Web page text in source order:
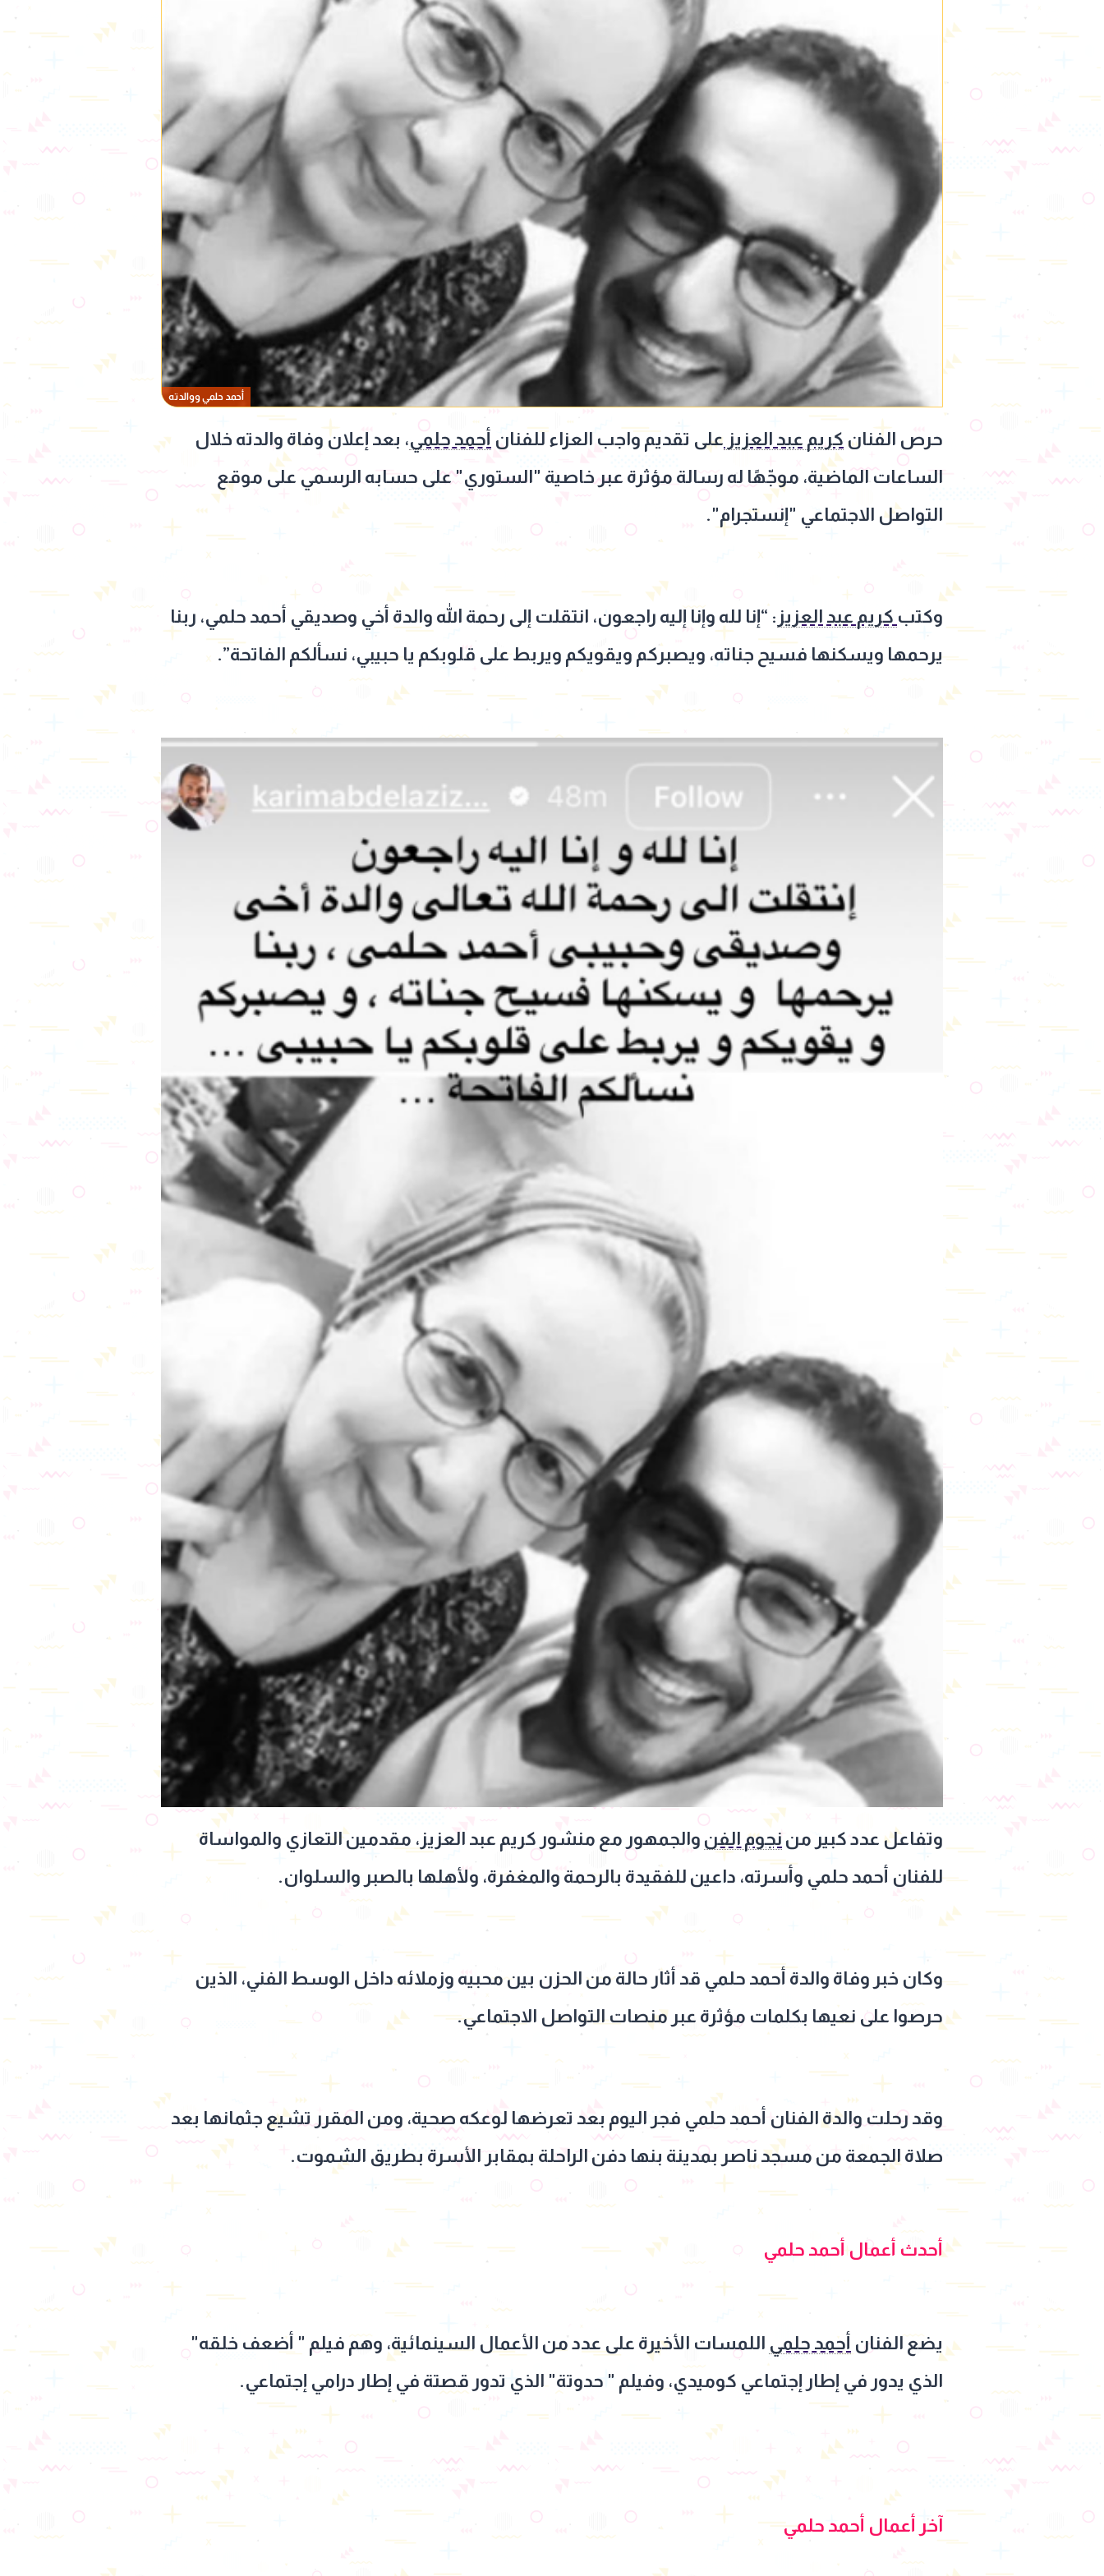
أحمد حلمي ووالدته
حرص الفنان كريم عبد العزيز على تقديم واجب العزاء للفنان أحمد حلمي، بعد إعلان وفاة والدته خلال
الساعات الماضية، موجّهًا له رسالة مؤثرة عبر خاصية "الستوري" على حسابه الرسمي على موقع
التواصل الاجتماعي "إنستجرام".
وكتب كريم عبد العزيز : “إنا لله وإنا إليه راجعون، انتقلت إلى رحمة الله والدة أخي وصديقي أحمد حلمي، ربنا
يرحمها ويسكنها فسيح جناته، ويصبركم ويقويكم ويربط على قلوبكم يا حبيبي، نسألكم الفاتحة”.
وتفاعل عدد كبير من نجوم الفن والجمهور مع منشور كريم عبد العزيز، مقدمين التعازي والمواساة
للفنان أحمد حلمي وأسرته، داعين للفقيدة بالرحمة والمغفرة، ولأهلها بالصبر والسلوان.
وكان خبر وفاة والدة أحمد حلمي قد أثار حالة من الحزن بين محبيه وزملائه داخل الوسط الفني، الذين
حرصوا على نعيها بكلمات مؤثرة عبر منصات التواصل الاجتماعي.
وقد رحلت والدة الفنان أحمد حلمي فجر اليوم بعد تعرضها لوعكه صحية، ومن المقرر تشيع جثمانها بعد
صلاة الجمعة من مسجد ناصر بمدينة بنها دفن الراحلة بمقابر الأسرة بطريق الشموت.
أحدث أعمال أحمد حلمي
يضع الفنان أحمد حلمي اللمسات الأخيرة على عدد من الأعمال السينمائية، وهم فيلم " أضعف خلقه"
الذي يدور في إطار إجتماعي كوميدي، وفيلم " حدوتة" الذي تدور قصتة في إطار درامي إجتماعي.
آخر أعمال أحمد حلمي